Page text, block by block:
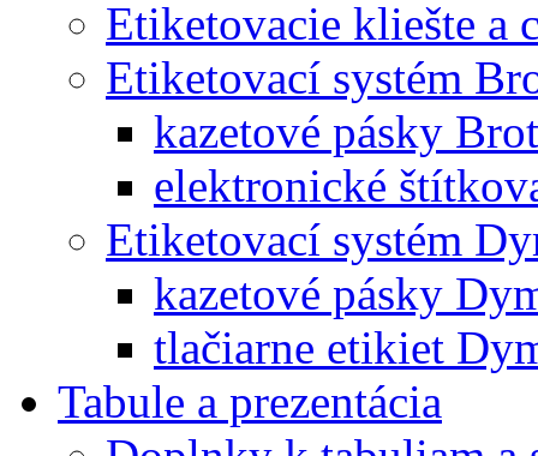
Etiketovacie kliešte a
Etiketovací systém
kazetové pásky
elektronické
Etiketovací systém
kazetové pásky
tlačiarne etikiet
Tabule a prezentácia